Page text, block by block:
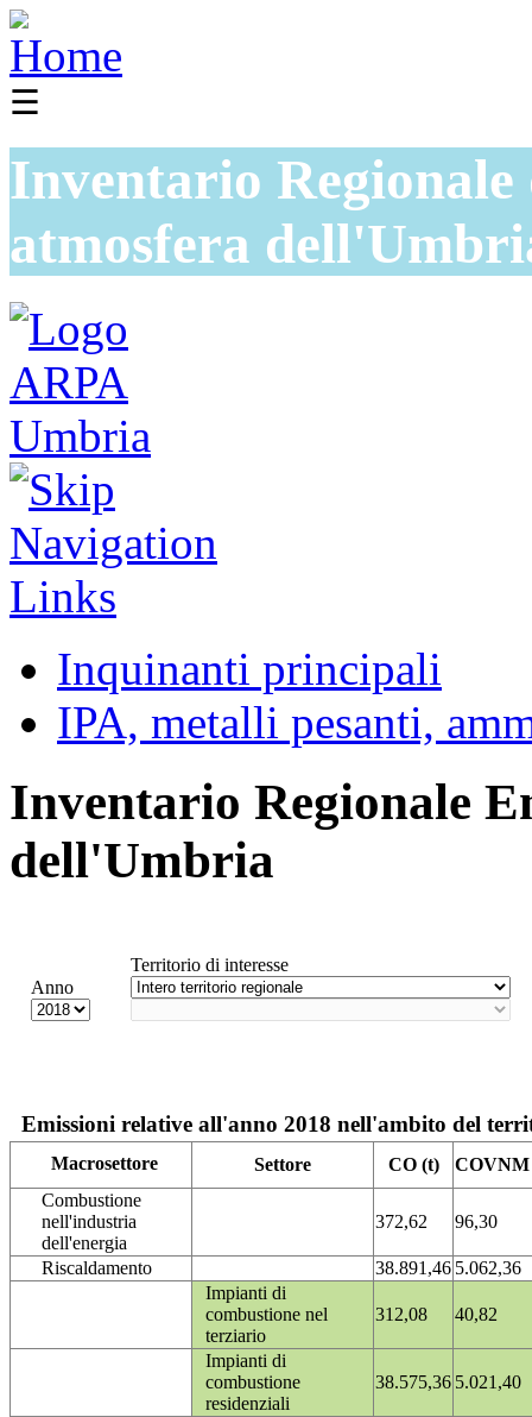
☰
Inventario
atmosfera
Inquinanti principali
IPA, metalli pesanti,
Inventario Regionale
dell'Umbria
Anno
Territorio di interesse
Emissioni relative all'anno 2018 nell'ambito del
Macrosettore Settore CO (t)
COVNM
Combustione
nell'industria
dell'energia
372,62 96,30
Riscaldamento 38.891,46 5.062,36
Impianti di
combustione nel
terziario
312,08 40,82
Impianti di
combustione
residenziali
38.575,36 5.021,40